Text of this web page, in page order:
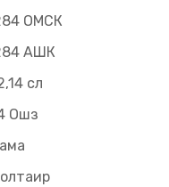
ОМСК
АШК
сл
Ошз